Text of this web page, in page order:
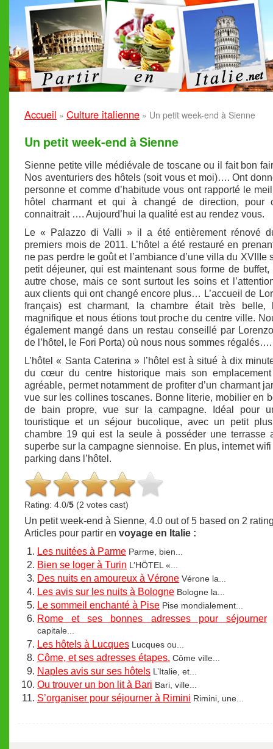
Accueil » Culture italienne » Un petit week-end à Sienne
Un petit week-end à Sienne
Sienne petite ville médiévale de toscane ou il fait bon
Nos aventuriers des hôtels (soit vous et moi)…. Ont
personne et comme d’habitude vous ont rapporté le
hôtel charmant et qui à changé de direction, pour
connaitrait …. Aujourd’hui la qualité est au rendez vous.
Le « Palazzo di Valli » il a été entièrement rénové
premiers mois de 2011. L’hôtel a été restauré en
ne pas perdre le goût et l’ambiance d’une villa du XVIIIe
petit déjeuner, qui est maintenant sous forme de buffet,
autre chose, mais ce sont surtout les soins et
aux clients qui ont changé encore plus… L’accueil de
français) est charmant, la chambre était très belle,
magnifique et nous étions tout proche du centre ville.
également mangé dans un restau conseillé par
de l’hôtel, le Fori Porta) où nous nous sommes régalés….
L’hôtel « Santa Caterina » l’hôtel est à situé à dix
du cœur du centre historique mais son
agréable, permet notamment de profiter d’un charmant
vue sur les collines toscanes. Bonne literie, mobilier en
de bain propre, vue sur la campagne. Idéal pour
touristique et un séjour bucolique, avec un petit
chambre 19 qui est la seule à posséder une terrasse
superbe sur la campagne siennoise. En plus, internet wifi
parking dans l’hôtel.
Rating: 4.0/5 (2 votes cast)
Un petit week-end à Sienne, 4.0 out of5 based on 2
Articles pour partir en voyage en Italie :
Les nuitées à Parme Parme, bien...
Bien se loger à Turin L’HÖTEL «...
Des nuits en amoureux à Vérone Vérone la...
Les avis sur les nuits à Bologne Bologne la...
Le sommeil enchanté à Pise Pise mondialement...
Rome et ses bonnes adresses pour séjourner
capitale...
Les hôtels à Lucques Lucques ou...
Côme, et ses adresses étapes. Côme ville...
Naples avis sur ses hôtels L’Italie, et...
Ou trouver un bon lit à Bari Bari, ville...
S’organiser pour séjourner à Rimini Rimini, une...